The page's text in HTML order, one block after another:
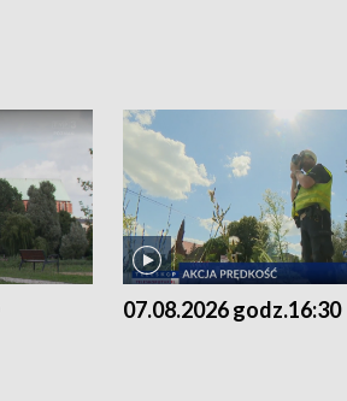
07.08.2026 godz.16:30